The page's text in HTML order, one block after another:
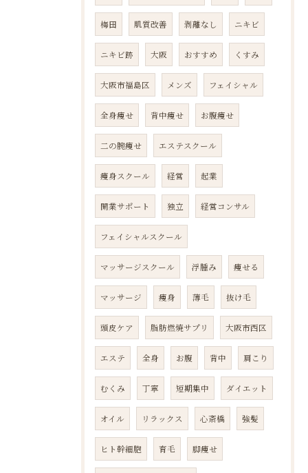
梅田 肌質改善 剥離なし ニキビ
ニキビ跡 大阪 おすすめ くすみ
大阪市福島区 メンズ フェイシャル
全身痩せ 背中痩せ お腹痩せ
二の腕痩せ エステスクール
痩身スクール 経営 起業
開業サポート 独立 経営コンサル
フェイシャルスクール
マッサージスクール 浮腫み 痩せる
マッサージ 痩身 薄毛 抜け毛
頭皮ケア 脂肪燃焼サプリ 大阪市西区
エステ 全身 お腹 背中 肩こり
むくみ 丁寧 短期集中 ダイエット
オイル リラックス 心斎橋 強髪
ヒト幹細胞 育毛 脚痩せ